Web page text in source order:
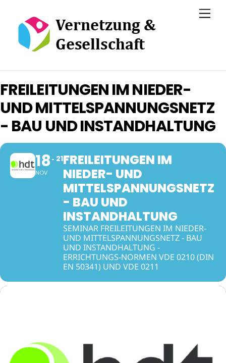
content
FREILEITUNGEN IM NIEDER-
UND MITTELSPANNUNGSNETZ
- BAU UND INSTANDHALTUNG
18
NOV
21FREILEITUNGEN IM
NIEDER- UND
MITTELSPANNUNGSNETZ
- BAU UND
INSTANDHALTUNG
SEMINAR FREILEITUNGEN IM NIEDER-
UND MITTELSPANNUNGSNETZ - BAU
UND INSTANDHALTUNG -
ERRICHTUNGS-NORMEN VDE 0210 (DIN
EN 50341) UND VDE 0211